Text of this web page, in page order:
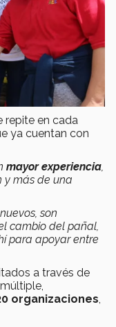
repite en cada
ya cuentan con
mayor experiencia
y más de una
son
cambio del pañal,
para apoyar entre
a través de
organizaciones